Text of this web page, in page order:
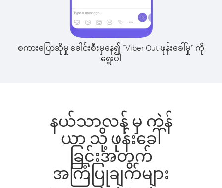
စကားပြောဆိုမှု ခေါင်းစီးမှနေ၍ “Viber Out ဖုန်းခေါ်မှု” ကို
ရွေးပါ
နယ်သာလန် မှ ကဲန်
ယာ သို့ ဖုန်းခေါ်
ခြင်းအတွက်
အကြံပြုချက်များ